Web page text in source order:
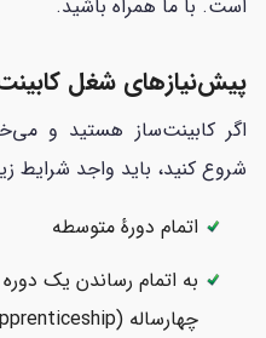
است. با ما همراه باشید.
پیش‌نیازهای شغل
اگر کابینت‌ساز هستید و
شروع کنید، باید واجد شرایط
اتمام دورهٔ متوسطه
به اتمام رساندن یک